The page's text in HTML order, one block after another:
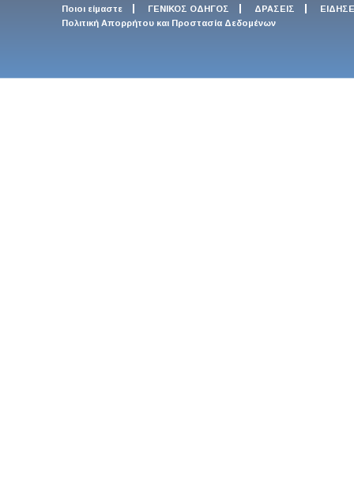
Ποιοι είμαστε ΓΕΝΙΚΟΣ ΟΔΗΓΟΣ ΔΡΑΣΕΙΣ
Πολιτική Απορρήτου και Προστασία Δεδομένων